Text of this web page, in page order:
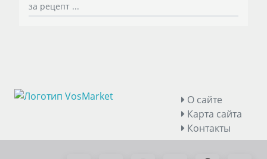
за рецепт ...
О сайте
Карта сайта
Контакты